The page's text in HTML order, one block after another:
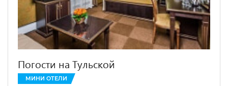
Погости на Тульской
МИНИ ОТЕЛИ